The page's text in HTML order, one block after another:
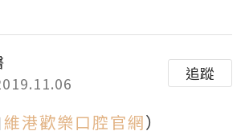
追蹤
維港歡樂口腔官網）